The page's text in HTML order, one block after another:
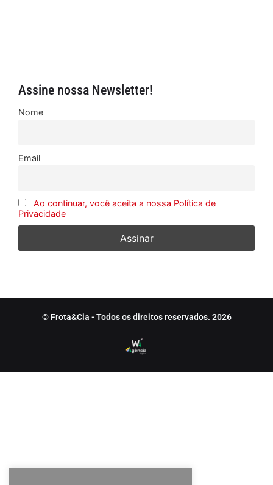
Assine nossa Newsletter!
Nome
Email
Ao continuar, você aceita a nossa Política de
Privacidade
© Frota&Cia - Todos os direitos reservados. 2026